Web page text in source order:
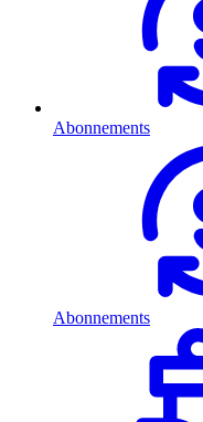
Abonnements
Abonnements